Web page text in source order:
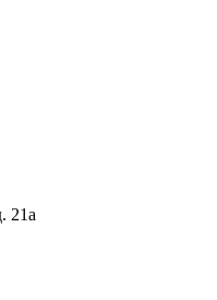
21а